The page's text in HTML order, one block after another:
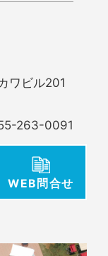
ワビル201
263-0091
WEB問合せ